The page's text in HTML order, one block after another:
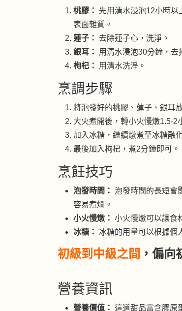
桃膠：
先用清水浸泡12小時以
表面雜質。
蓮子： 去除蓮子心，洗淨。
銀耳：
用清水浸泡30分鐘，去
枸杞：
用清水洗淨。
烹調步驟
將泡發好的桃膠、蓮子、銀耳
大火煮開後，轉小火慢燉1.5-2
加入冰糖，繼續燉煮至冰糖融
最後加入枸杞，煮2分鐘即可。
烹飪技巧
泡發時間： 泡發時間的長短會
容易煮爛。
小火慢燉： 小火慢燉可以讓食
冰糖： 冰糖的用量可以根據個
初級到中級之間 ，偏向
營養資訊
營養價值： 這道甜品富含膠原